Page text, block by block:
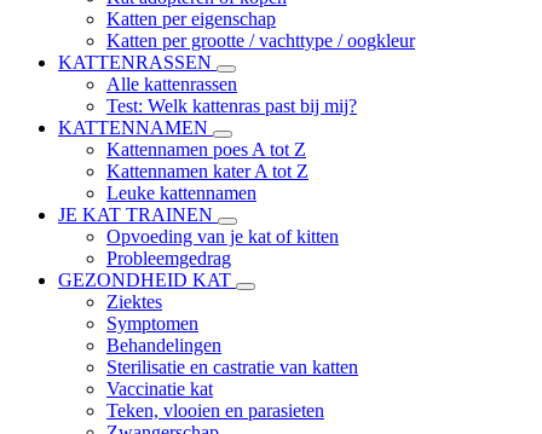
Katten per eigenschap
Katten per grootte / vachttype / oogkleur
KATTENRASSEN
Alle kattenrassen
Test: Welk kattenras past bij mij?
KATTENNAMEN
Kattennamen poes A tot Z
Kattennamen kater A tot Z
Leuke kattennamen
JE KAT TRAINEN
Opvoeding van je kat of kitten
Probleemgedrag
GEZONDHEID KAT
Ziektes
Symptomen
Behandelingen
Sterilisatie en castratie van katten
Vaccinatie kat
Teken, vlooien en parasieten